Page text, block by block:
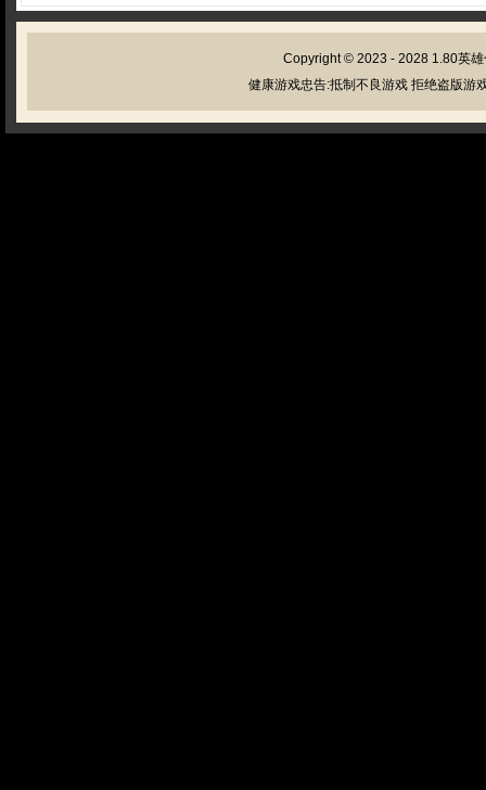
Copyright © 2023 - 2028 1.80英
健康游戏忠告:抵制不良游戏 拒绝盗版游